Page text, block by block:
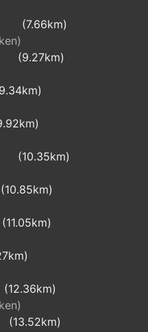
(7.66km)
(9.27km)
(10.35km)
(10.85km)
(11.05km)
(12.36km)
(13.52km)